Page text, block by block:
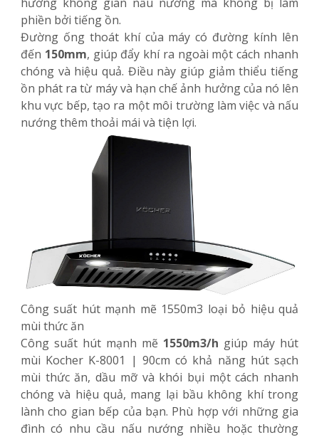
phiền bởi tiếng ồn.
Đường ống thoát khí của máy có đường kính lên
đến 150mm, giúp đẩy khí ra ngoài một cách nhanh
chóng và hiệu quả. Điều này giúp giảm thiểu tiếng
ồn phát ra từ máy và hạn chế ảnh hưởng của nó lên
khu vực bếp, tạo ra một môi trường làm việc và nấu
nướng thêm thoải mái và tiện lợi.
Công suất hút mạnh mẽ 1550m3 loại bỏ hiệu quả
mùi thức ăn
Công suất hút mạnh mẽ 1550m3/h giúp máy hút
mùi Kocher K-8001 | 90cm có khả năng hút sạch
mùi thức ăn, dầu mỡ và khói bụi một cách nhanh
chóng và hiệu quả, mang lại bầu không khí trong
lành cho gian bếp của bạn. Phù hợp với những gia
đình có nhu cầu nấu nướng nhiều hoặc thường